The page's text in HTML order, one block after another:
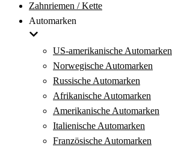
Zahnriemen / Kette
Automarken
US-amerikanische Automarken
Norwegische Automarken
Russische Automarken
Afrikanische Automarken
Amerikanische Automarken
Italienische Automarken
Französische Automarken